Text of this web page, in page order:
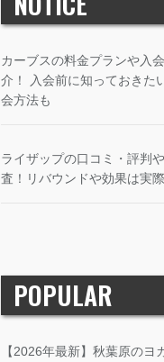
カーブスの料金プランや入
介！ 入会前に知っておきた
会方法も
ライザップの口コミ・評判
査！リバウンドや効果は実
POPULAR
【2026年最新】秋葉原のヨ